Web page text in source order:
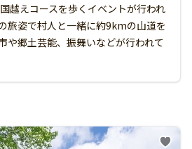
越えコースを歩くイベントが行われ
旅姿で村人と一緒に約9kmの山道を
や郷土芸能、振舞いなどが行われて